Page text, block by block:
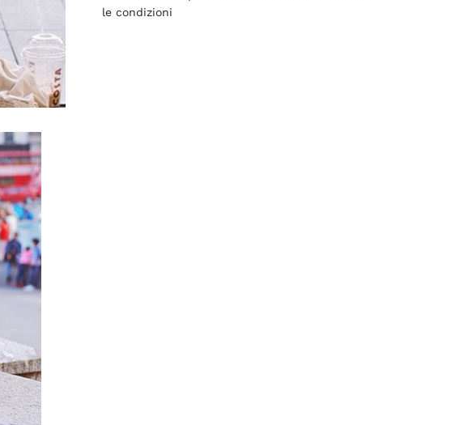
le condizioni